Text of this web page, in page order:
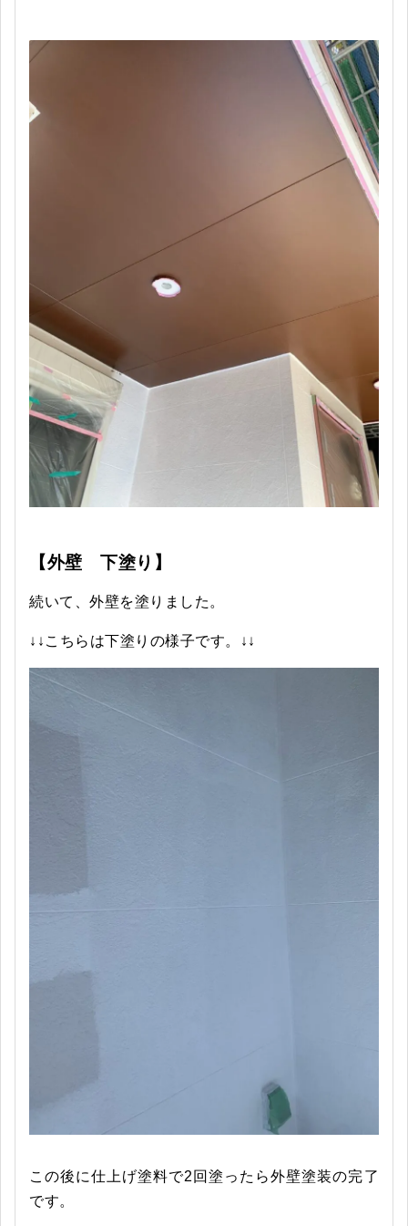
【外壁 下塗り】
続いて、外壁を塗りました。
↓↓こちらは下塗りの様子です。↓↓
この後に仕上げ塗料で2回塗ったら外壁塗装の完了
です。